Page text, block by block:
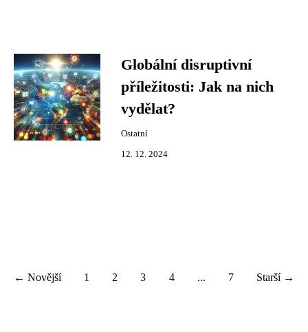
Globální disruptivní
příležitosti: Jak na nich
vydělat?
Ostatní
12. 12. 2024
← Novější 1 2 3 4 ... 7 Starší →